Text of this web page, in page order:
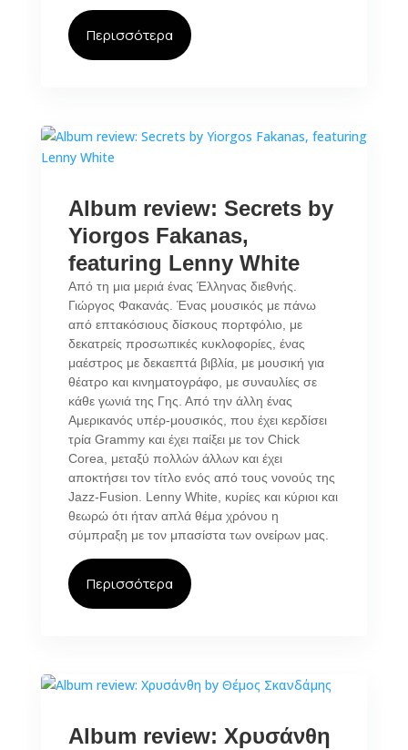
Περισσότερα
Album review: Secrets by
Yiorgos Fakanas,
featuring Lenny White
Από τη μια μεριά ένας Έλληνας διεθνής.
Γιώργος Φακανάς. Ένας μουσικός με πάνω
από επτακόσιους δίσκους πορτφόλιο, με
δεκατρείς προσωπικές κυκλοφορίες, ένας
μαέστρος με δεκαεπτά βιβλία, με μουσική για
θέατρο και κινηματογράφο, με συναυλίες σε
κάθε γωνιά της Γης. Από την άλλη ένας
Αμερικανός υπέρ-μουσικός, που έχει κερδίσει
τρία Grammy και έχει παίξει με τον Chick
Corea, μεταξύ πολλών άλλων και έχει
αποκτήσει τον τίτλο ενός από τους νονούς της
Jazz-Fusion. Lenny White, κυρίες και κύριοι και
θεωρώ ότι ήταν απλά θέμα χρόνου η
σύμπραξη με τον μπασίστα των ονείρων μας.
Περισσότερα
Album review: Χρυσάνθη